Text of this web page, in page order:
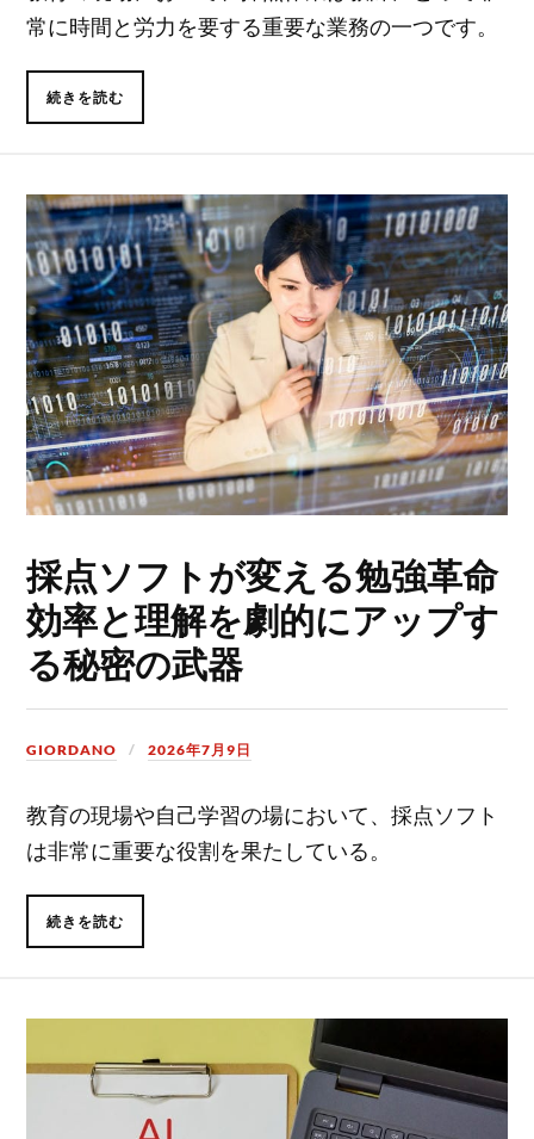
常に時間と労力を要する重要な業務の一つです。
続きを読む
採点ソフトが変える勉強革命
効率と理解を劇的にアップす
る秘密の武器
GIORDANO 2026年7月9日
教育の現場や自己学習の場において、採点ソフト
は非常に重要な役割を果たしている。
続きを読む